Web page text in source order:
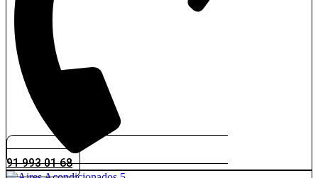
91 993 01 68